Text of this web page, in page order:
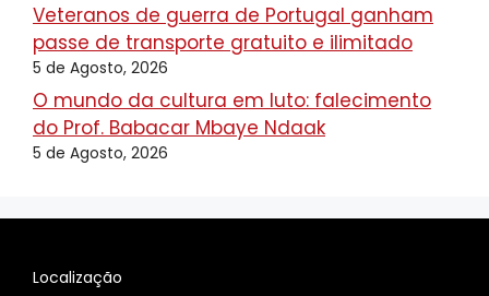
Veteranos de guerra de Portugal ganham
passe de transporte gratuito e ilimitado
5 de Agosto, 2026
O mundo da cultura em luto: falecimento
do Prof. Babacar Mbaye Ndaak
5 de Agosto, 2026
Localização